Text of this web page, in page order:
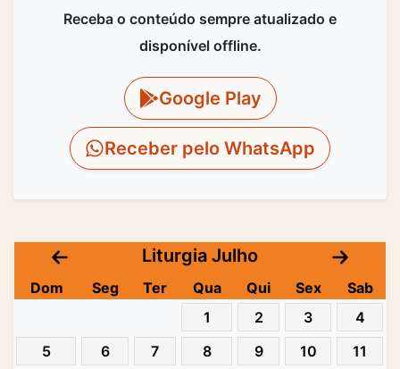
Receba o conteúdo sempre atualizado e
disponível offline.
Google Play
Receber pelo WhatsApp
Liturgia Julho
Dom Seg Ter Qua Qui Sex
Sab
1
2 3
4
5
6 7 8 9 10
11